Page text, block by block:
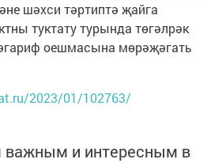
шәхси тәртиптә җайга
туктату турында төгәлрәк
оешмасына мөрәҗәгать
2023/01/102763/
важным и интересным в